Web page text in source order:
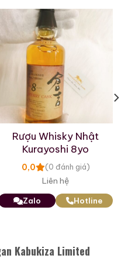
hương cam quýt tươi
nàn theo thời gian.
với dư vị êm dịu, kéo
cùng là vị ngọt nhẹ
lấy bạn.
Nhật Amahagan
Rượu Whisky Nhật
Kurayoshi 8yo
0,0 (0 đánh giá)
Liên hệ
Zalo Hotline
Kabukiza Limited